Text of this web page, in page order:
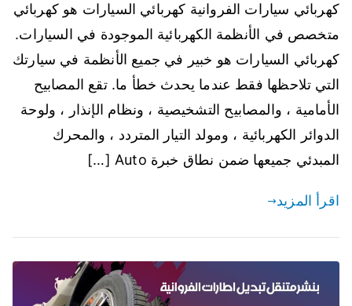
كهربائي سيارات الفروانية كهربائي السيارات هو كهربائي
متخصص في الأنظمة الكهربائية الموجودة في السيارات.
كهربائي السيارات هو خبير في جميع الأنظمة في سيارتك
التي تلاحظها فقط عندما يحدث خطأ ما. تقع المصابيح
الأمامية ، والمصابيح التشخيصية ، ونظام الإنذار ، ولوحة
الدوائر الكهربائية ، ومولد التيار المتردد ، والمحرك
المبدئي جميعها ضمن نطاق خبرة Auto […]
اقرأ المزيد